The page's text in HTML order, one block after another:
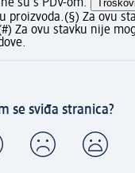
su s PDV-om.
proizvoda.(§) Za ovu
Za ovu stavku nije
se sviđa stranica?